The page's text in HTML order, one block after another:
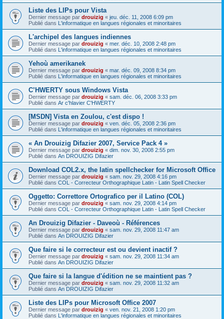
Liste des LIPs pour Vista
Dernier message par drouizig « jeu. déc. 11, 2008 6:09 pm
Publié dans L'informatique en langues régionales et minoritaires
L'archipel des langues indiennes
Dernier message par drouizig « mer. déc. 10, 2008 2:48 pm
Publié dans L'informatique en langues régionales et minoritaires
Yehoù amerikanek
Dernier message par drouizig « mar. déc. 09, 2008 8:34 pm
Publié dans L'informatique en langues régionales et minoritaires
C’HWERTY sous Windows Vista
Dernier message par drouizig « sam. déc. 06, 2008 3:33 pm
Publié dans Ar c'hlavier C'HWERTY
[MSDN] Vista en Zoulou, c'est dispo !
Dernier message par drouizig « ven. déc. 05, 2008 2:36 pm
Publié dans L'informatique en langues régionales et minoritaires
« An Drouizig Difazier 2007, Service Pack 4 »
Dernier message par drouizig « dim. nov. 30, 2008 2:55 pm
Publié dans An DROUIZIG Difazier
Download COL2.x, the latin spellchecker for Microsoft Office
Dernier message par drouizig « sam. nov. 29, 2008 4:16 pm
Publié dans COL - Correcteur Orthographique Latin - Latin Spell Checker
Oggetto: Correttore Ortografico per il Latino (COL)
Dernier message par drouizig « sam. nov. 29, 2008 4:14 pm
Publié dans COL - Correcteur Orthographique Latin - Latin Spell Checker
An Drouizig Difazier - Daveoù - Références
Dernier message par drouizig « sam. nov. 29, 2008 11:47 am
Publié dans An DROUIZIG Difazier
Que faire si le correcteur est ou devient inactif ?
Dernier message par drouizig « sam. nov. 29, 2008 11:34 am
Publié dans An DROUIZIG Difazier
Que faire si la langue d'édition ne se maintient pas ?
Dernier message par drouizig « sam. nov. 29, 2008 11:32 am
Publié dans An DROUIZIG Difazier
Liste des LIPs pour Microsoft Office 2007
Dernier message par drouizig « ven. nov. 21, 2008 1:20 pm
Publié dans L'informatique en langues régionales et minoritaires